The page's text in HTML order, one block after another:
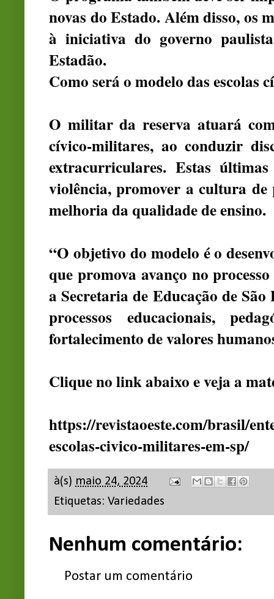
novas do Estado. Além disso, os
à iniciativa do governo
Estadão.
Como será o modelo das escolas
O militar da reserva atuará
cívico-militares, ao conduzir
extracurriculares. Estas
violência, promover a cultura de
melhoria da qualidade de ensino.
“O objetivo do modelo é o
que promova avanço no
a Secretaria de Educação de São
processos educacionais,
fortalecimento de valores
Clique no link abaixo e veja a
https://revistaoeste.com/brasil/
escolas-civico-militares-em-sp/
à(s) maio 24, 2024
Etiquetas: Variedades
Nenhum comentário:
Postar um comentário